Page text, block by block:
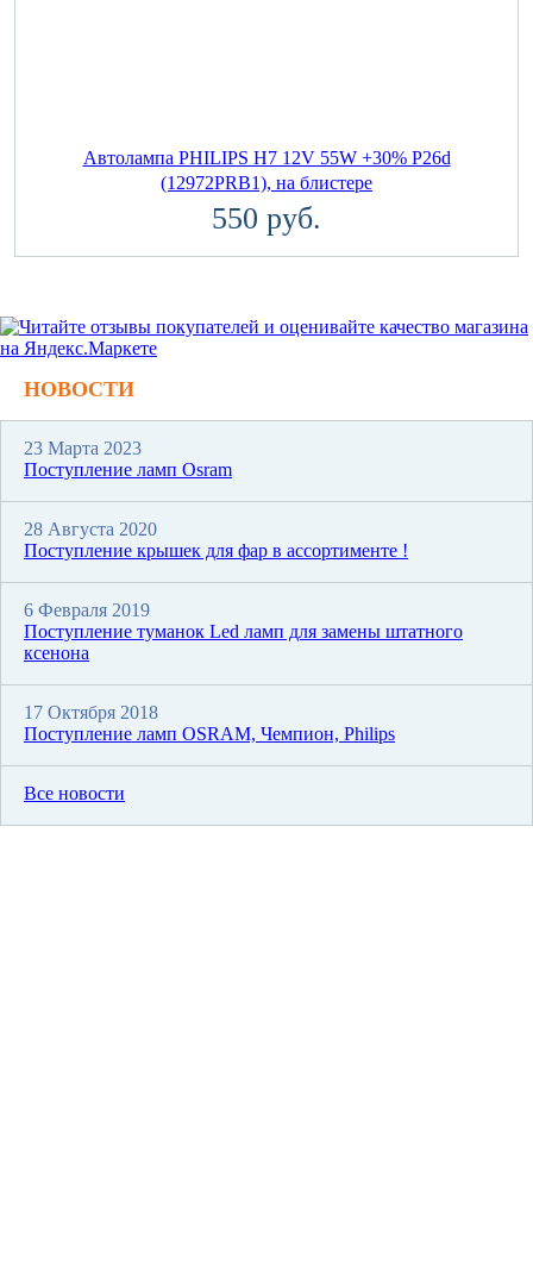
Автолампа PHILIPS H7 12V 55W +30% P26d
(12972PRB1), на блистере
550 руб.
НОВОСТИ
23 Марта 2023
Поступление ламп Osram
28 Августа 2020
Поступление крышек для фар в ассортименте !
6 Февраля 2019
Поступление туманок Led ламп для замены штатного
ксенона
17 Октября 2018
Поступление ламп OSRAM, Чемпион, Philips
Все новости